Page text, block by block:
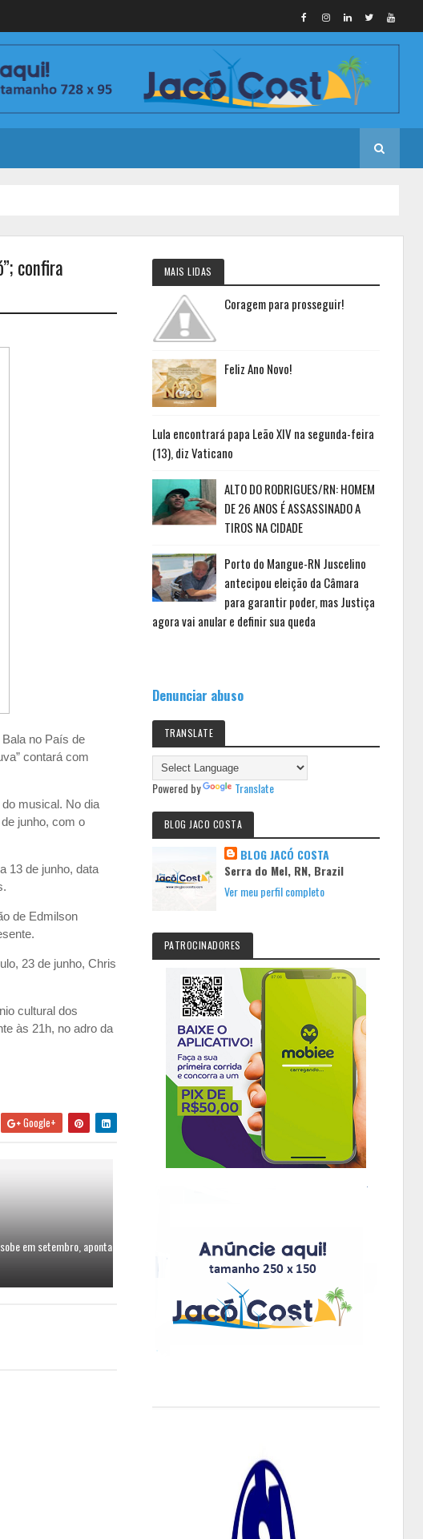
confira
no País de
contará com
musical. No dia
junho, com o
13 de junho, data
de Edmilson
23 de junho, Chris
cultural dos
às 21h, no adro da
Google+
em setembro, aponta
MAIS LIDAS
Coragem para prosseguir!
Feliz Ano Novo!
Lula encontrará papa Leão XIV na segunda-feira
(13), diz Vaticano
ALTO DO RODRIGUES/RN: HOMEM
DE 26 ANOS É ASSASSINADO A
TIROS NA CIDADE
Porto do Mangue-RN Juscelino
antecipou eleição da Câmara
para garantir poder, mas Justiça
agora vai anular e definir sua queda
Denunciar abuso
TRANSLATE
Powered by Translate
BLOG JACO COSTA
BLOG JACÓ COSTA
Serra do Mel, RN, Brazil
Ver meu perfil completo
PATROCINADORES